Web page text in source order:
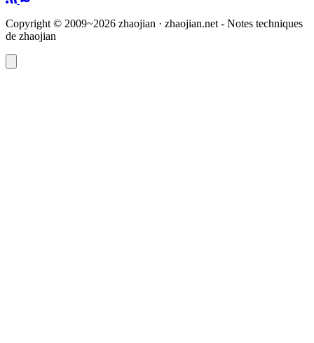
Copyright © 2009~2026 zhaojian · zhaojian.net - Notes techniques
de zhaojian